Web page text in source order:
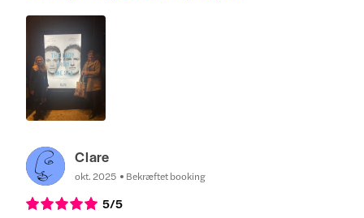
Clare
okt. 2025 Bekræftet booking
5/5